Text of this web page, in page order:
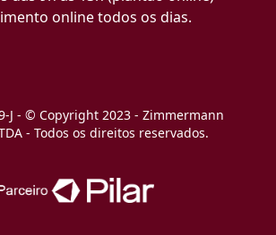
online todos os dias.
J - © Copyright 2023 - Zimmermann
- Todos os direitos reservados.